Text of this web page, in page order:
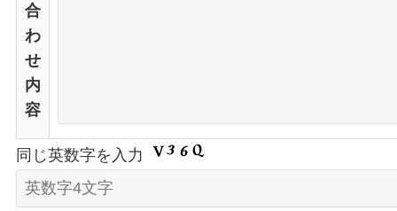
合
わ
せ
内
容
同じ英数字を入力